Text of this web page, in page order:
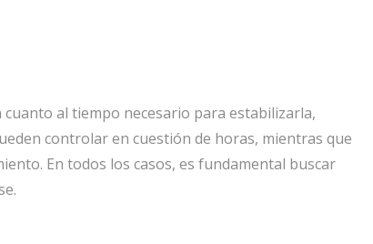
al tiempo necesario para estabilizarla,
controlar en cuestión de horas, mientras que
En todos los casos, es fundamental buscar